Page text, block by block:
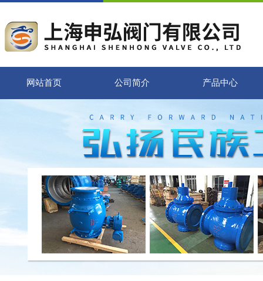
网站首页 公司简介 产品中心